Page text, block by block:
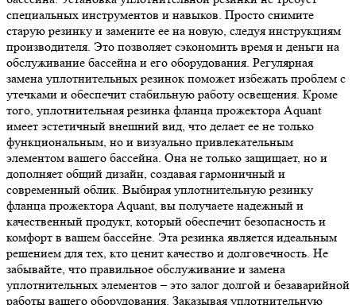
специальных инструментов и навыков. Просто снимите
старую резинку и замените ее на новую, следуя инструкциям
производителя. Это позволяет сэкономить время и деньги на
обслуживание бассейна и его оборудования. Регулярная
замена уплотнительных резинок поможет избежать проблем с
утечками и обеспечит стабильную работу освещения. Кроме
того, уплотнительная резинка фланца прожектора Aquant
имеет эстетичный внешний вид, что делает ее не только
функциональным, но и визуально привлекательным
элементом вашего бассейна. Она не только защищает, но и
дополняет общий дизайн, создавая гармоничный и
современный облик. Выбирая уплотнительную резинку
фланца прожектора Aquant, вы получаете надежный и
качественный продукт, который обеспечит безопасность и
комфорт в вашем бассейне. Эта резинка является идеальным
решением для тех, кто ценит качество и долговечность. Не
забывайте, что правильное обслуживание и замена
уплотнительных элементов – это залог долгой и безаварийной
работы вашего оборудования. Заказывая уплотнительную